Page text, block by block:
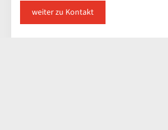
weiter zu Kontakt